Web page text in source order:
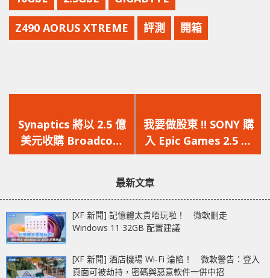
Z490 AORUS XTREME 評測 開箱
一
篇
文
Synaptics 將以 2.5 億
美元收購 Broadcom
的無線物聯網業務
一
篇
文
我要做股東 !! SONY 購
入 Epic Games 2.5 億
美元股份，以加強合作
最新文章
[XF 新聞] 記憶體太貴唔玩啦！ 微軟刪走
Windows 11 32GB 配置建議
[XF 新聞] 酒店機場 Wi-Fi 淪陷！ 微軟警告：登入
頁面可被劫持，密碼與惡意軟件一併中招